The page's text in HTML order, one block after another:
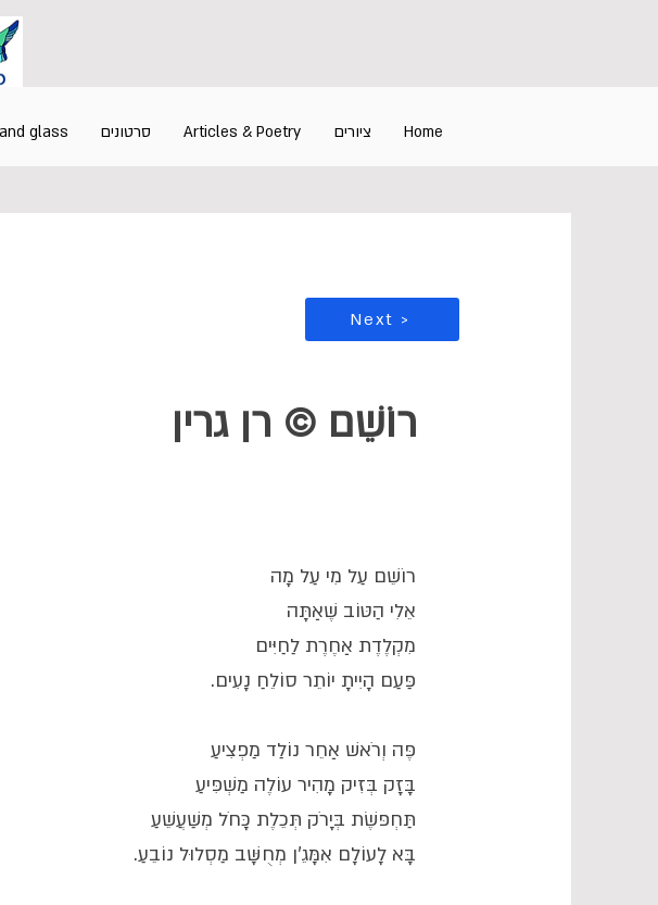
Home ציורים Articles & Poetry סרטונים glass
Next >
רוֹשֵׁם © רן גרין
רוֹשֵׁם עַל מִי עַל מָה
אֵלִי הַטּוֹב שֶׁאַתָּה
מִקְלֶדֶת אַחֶרֶת לַחַיִּים
פַּעַם הָיִיתָ יוֹתֵר סוֹלֵחַ נָעִים.
פֶּה וְרֹאשׁ אַחֵר נוֹלַד מַפְצִיעַ
בָּזָק בְּזִיק מָהִיר עוֹלֶה מַשְׁפִּיעַ
תַּחְפֹּשֶׂת בְּיָרֹק תְּכֵלֶת כָּחֹל מְשַׁעֲשֵׁעַ
בָּא לָעוֹלָם אִמָּגֵ'ן מְחֻשָּׁב מַסְלוּל נוֹבֵעַ.